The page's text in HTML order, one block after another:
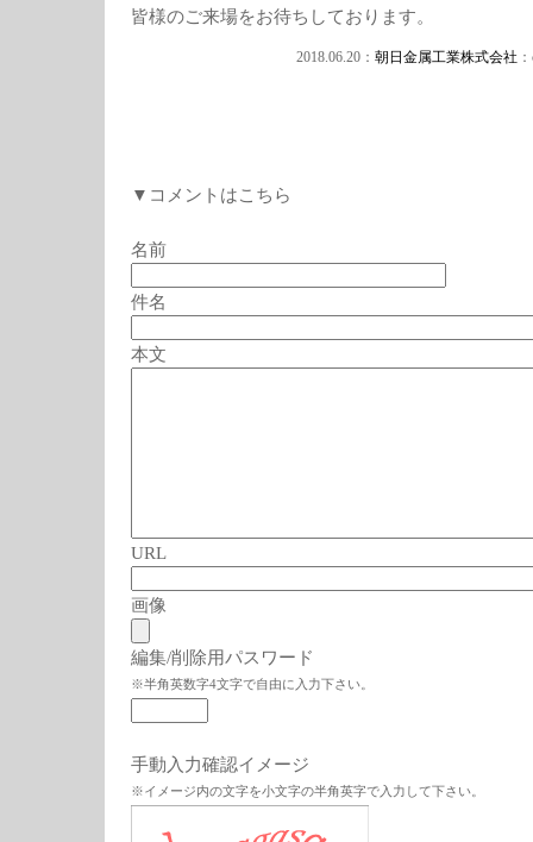
皆様のご来場をお待ちしております。
2018.06.20： 朝日金属工業株式会社
▼コメントはこちら
名前
件名
本文
URL
画像
編集/削除用パスワード
※半角英数字4文字で自由に入力下さい。
手動入力確認イメージ
※イメージ内の文字を小文字の半角英字で入力して下さい。